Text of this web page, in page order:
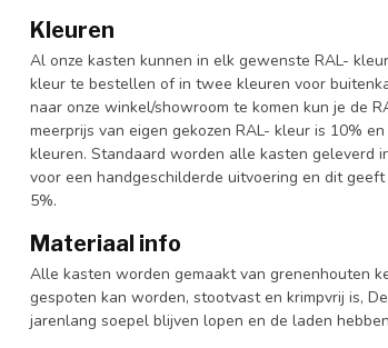
Kleuren
Al onze kasten kunnen in elk gewenste RAL-
kleur te bestellen of in twee kleuren voor
naar onze winkel/showroom te komen kun je de
meerprijs van eigen gekozen RAL- kleur is 10%
kleuren. Standaard worden alle kasten geleverd
voor een handgeschilderde uitvoering en dit
5%.
Materiaal info
Alle kasten worden gemaakt van grenenhouten
gespoten kan worden, stootvast en krimpvrij is,
jarenlang soepel blijven lopen en de laden